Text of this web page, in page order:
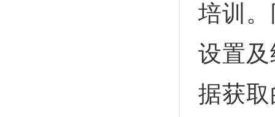
培训
设置
据获